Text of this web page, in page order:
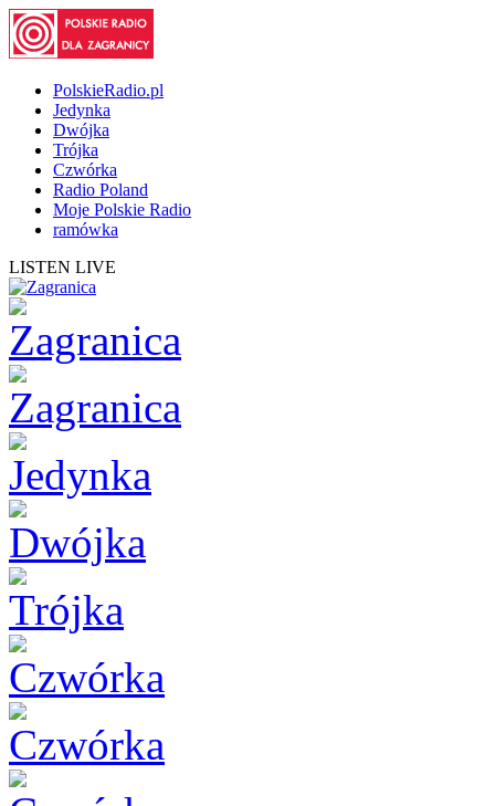
PolskieRadio.pl
Jedynka
Dwójka
Trójka
Czwórka
Radio Poland
Moje Polskie Radio
ramówka
LISTEN LIVE